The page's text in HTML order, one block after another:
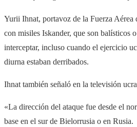
Yurii Ihnat, portavoz de la Fuerza Aérea
con misiles Iskander, que son balísticos
interceptar, incluso cuando el ejercicio
diurna estaban derribados.
Ihnat también señaló en la televisión
«La dirección del ataque fue desde el
base en el sur de Bielorrusia o en Rusia.